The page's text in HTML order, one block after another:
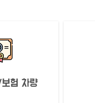
험 차량